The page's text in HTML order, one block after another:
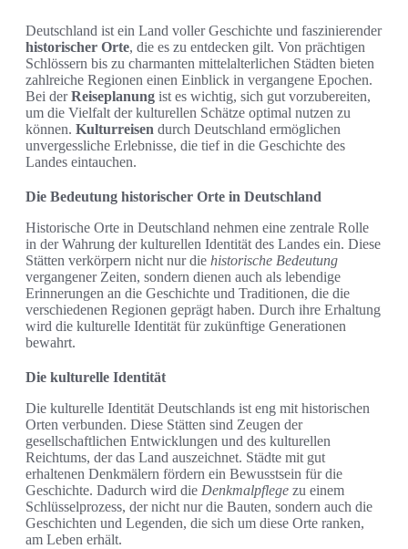
Deutschland ist ein Land voller Geschichte und faszinierender
historischer Orte, die es zu entdecken gilt. Von prächtigen
Schlössern bis zu charmanten mittelalterlichen Städten bieten
zahlreiche Regionen einen Einblick in vergangene Epochen.
Bei derReiseplanung ist es wichtig, sich gut vorzubereiten,
um die Vielfalt der kulturellen Schätze optimal nutzen zu
können. Kulturreisen durch Deutschland ermöglichen
unvergessliche Erlebnisse, die tief in die Geschichte des
Landes eintauchen.
Die Bedeutung historischer Orte in Deutschland
Historische Orte in Deutschland nehmen eine zentrale Rolle
in der Wahrung der kulturellen Identität des Landes ein. Diese
Stätten verkörpern nicht nur die historische Bedeutung
vergangener Zeiten, sondern dienen auch als lebendige
Erinnerungen an die Geschichte und Traditionen, die die
verschiedenen Regionen geprägt haben. Durch ihre Erhaltung
wird die kulturelle Identität für zukünftige Generationen
bewahrt.
Die kulturelle Identität
Die kulturelle Identität Deutschlands ist eng mit historischen
Orten verbunden. Diese Stätten sind Zeugen der
gesellschaftlichen Entwicklungen und des kulturellen
Reichtums, der das Land auszeichnet. Städte mit gut
erhaltenen Denkmälern fördern ein Bewusstsein für die
Geschichte. Dadurch wird die Denkmalpflege zu einem
Schlüsselprozess, der nicht nur die Bauten, sondern auch die
Geschichten und Legenden, die sich um diese Orte ranken,
am Leben erhält.